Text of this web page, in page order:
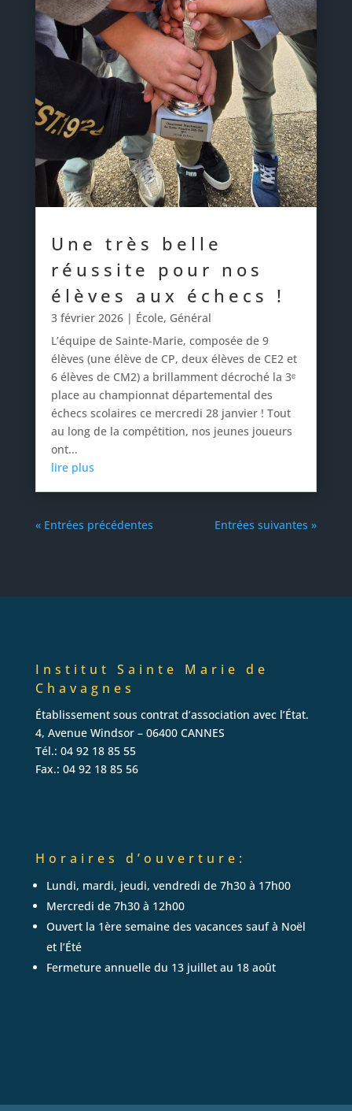
Une très belle
réussite pour nos
élèves aux échecs !
3 février 2026| École, Général
L’équipe de Sainte-Marie, composée de 9
élèves (une élève de CP, deux élèves de CE2 et
6 élèves de CM2) a brillamment décroché la 3ᵉ
place au championnat départemental des
échecs scolaires ce mercredi 28 janvier ! Tout
au long de la compétition, nos jeunes joueurs
ont...
lire plus
« Entrées précédentes Entrées suivantes »
Institut Sainte Marie de
Chavagnes
Établissement sous contrat d’association avec l’État.
4, Avenue Windsor – 06400 CANNES
Tél.: 04 92 18 85 55
Fax.: 04 92 18 85 56
Horaires d’ouverture:
Lundi, mardi, jeudi, vendredi de 7h30 à 17h00
Mercredi de 7h30 à 12h00
Ouvert la 1ère semaine des vacances sauf à Noël
et l’Été
Fermeture annuelle du 13 juillet au 18 août